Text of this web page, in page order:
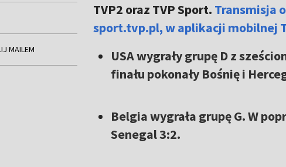
MAILEM
TVP2 oraz TVP Sport. Transmisja
sport.tvp.pl, w aplikacji mobilnej
USA wygrały grupę D z
finału pokonały Bośnię i
Belgia wygrała grupę G. W
Senegal 3:2.